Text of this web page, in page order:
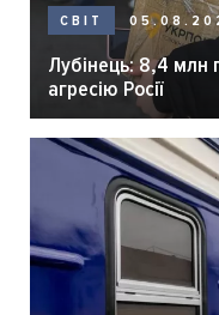
СВІТ
Лубінець: 8,4 млн
агресію Росії